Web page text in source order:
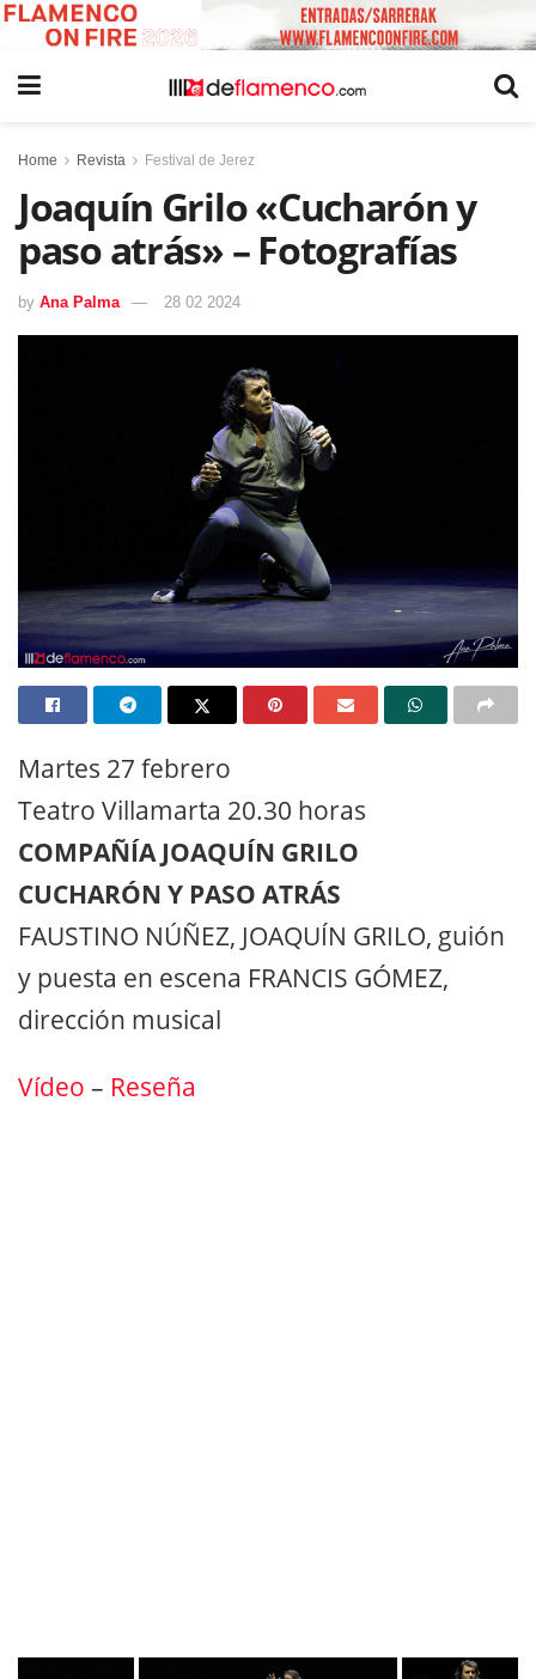
Home Revista Festival de Jerez
Joaquín Grilo «Cucharón y
paso atrás» – Fotografías
by Ana Palma 28 02 2024
Martes 27 febrero
Teatro Villamarta 20.30 horas
COMPAÑÍA JOAQUÍN GRILO
CUCHARÓN Y PASO ATRÁS
FAUSTINO NÚÑEZ, JOAQUÍN GRILO, guión
y puesta en escena FRANCIS GÓMEZ,
dirección musical
Vídeo – Reseña